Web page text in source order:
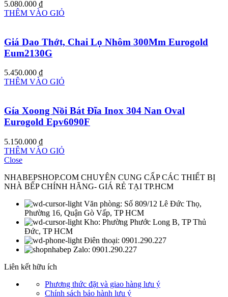
5.080.000 ₫
THÊM VÀO GIỎ
Giá Dao Thớt, Chai Lọ Nhôm 300Mm Eurogold
Eum2130G
5.450.000 ₫
THÊM VÀO GIỎ
Gía Xoong Nồi Bát Đĩa Inox 304 Nan Oval
Eurogold Epv6090F
5.150.000 ₫
THÊM VÀO GIỎ
Close
NHABEPSHOP.COM CHUYÊN CUNG CẤP CÁC THIẾT BỊ
NHÀ BẾP CHÍNH HÃNG- GIÁ RẺ TẠI TP.HCM
Văn phòng: Số 809/12 Lê Đức Thọ,
Phường 16, Quận Gò Vấp, TP HCM
Kho: Phường Phước Long B, TP Thủ
Đức, TP HCM
Điên thoại: 0901.290.227
Zalo: 0901.290.227
Liên kết hữu ích
Phương thức đặt và giao hàng lưu ý
Chính sách bảo hành lưu ý